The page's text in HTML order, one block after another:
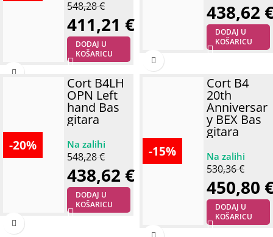
548,28€
411,21 €
DODAJ U
KOŠARICU
438,62
DODAJ U
KOŠARICU
-20%
Cort B4LH
OPN Left
hand Bas
gitara
548,28€
438,62 €
DODAJ U
KOŠARICU
-15%
Cort B4
20th
Anniversar
y BEX Bas
gitara
530,36€
450,80
DODAJ U
KOŠARICU